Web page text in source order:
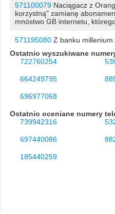
571100079Naciągacz z
korzystną" zamianę
mnóstwo GB internetu,
571195080Z banku millenium.
Ostatnio wyszukiwane
722760254
664249795
696977068
Ostatnio oceniane numery
739942316
697440086
185440259